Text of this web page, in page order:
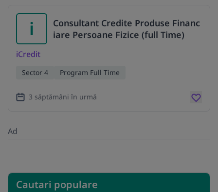
i
Consultant Credite Produse Financ
iare Persoane Fizice (full Time)
iCredit
Sector 4 Program Full Time
3 săptămâni în urmă
Ad
Cautari populare